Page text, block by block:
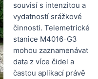
souvisí s intenzitou a
vydatností srážkové
činnosti. Telemetrické
stanice M4016-G3
mohou zaznamenávat
data z více čidel a
častou aplikací právě